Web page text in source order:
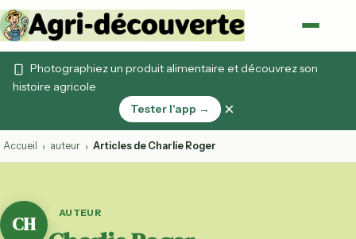
Photographiez un produit alimentaire et découvrez son
histoire agricole
Tester l'app →
×
Accueil › auteur › Articles de Charlie Roger
CH AUTEUR